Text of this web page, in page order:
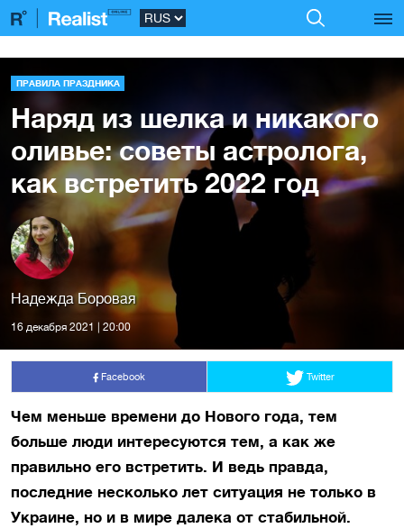
ПРАВИЛА ПРАЗДНИКА
Наряд из шелка и никакого
оливье: советы астролога,
как встретить 2022 год
Надежда Боровая
16 декабря 2021 | 20:00
Facebook Twitter
Чем меньше времени до Нового года, тем
больше люди интересуются тем, а как же
правильно его встретить. И ведь правда,
последние несколько лет ситуация не только в
Украине, но и в мире далека от стабильной.